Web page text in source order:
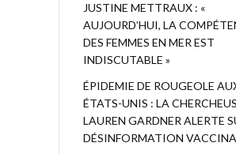
JUSTINE METTRAUX : «
AUJOURD’HUI, LA
DES FEMMES EN MER EST
INDISCUTABLE »
ÉPIDEMIE DE ROUGEOLE
ÉTATS-UNIS : LA
LAUREN GARDNER ALERTE
DÉSINFORMATION